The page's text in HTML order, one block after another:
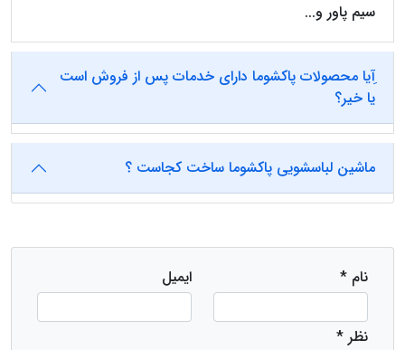
سیم پاور و...
ِآیا محصولات پاکشوما دارای خدمات پس از فروش است
یا خیر؟
ماشین لباسشویی پاکشوما ساخت کجاست ؟
نام * ایمیل
نظر *